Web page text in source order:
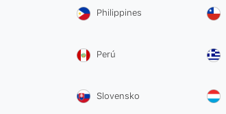
Philippines
Perú
Slovensko